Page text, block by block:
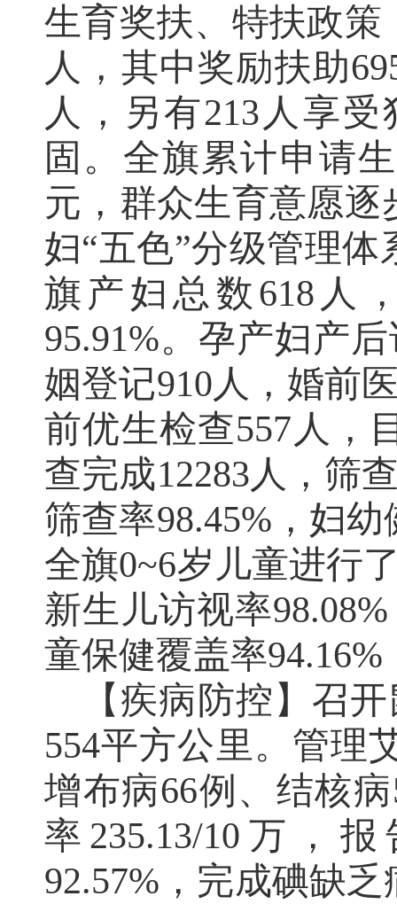
生育奖扶、特扶政
人，其中奖励扶助
人，另有213 人享
固。全旗累计申请
元，群众生育意愿
妇“五色”分级管理体
旗产妇总数618 人
95.91%。孕产妇产
姻登记910人，婚前
前优生检查557 人，
查完成12283人，筛
筛查率98.45% ，妇
全旗0~6岁儿童进行
新生儿访视率98.08%
童保健覆盖率94.16%
【疾病防控】 召
554平方公里。管理
增布病66例、结核病
率 235.13/10 万，报
92.57% ，完成碘缺